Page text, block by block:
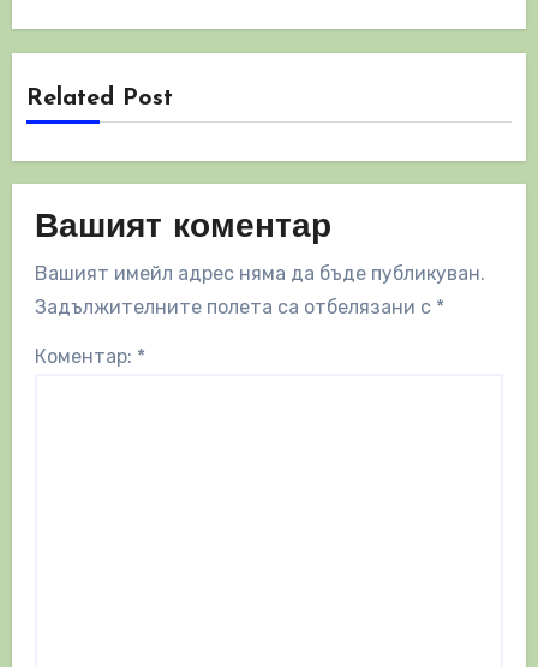
Related Post
Вашият коментар
Вашият имейл адрес няма да бъде публикуван.
Задължителните полета са отбелязани с *
Коментар: *